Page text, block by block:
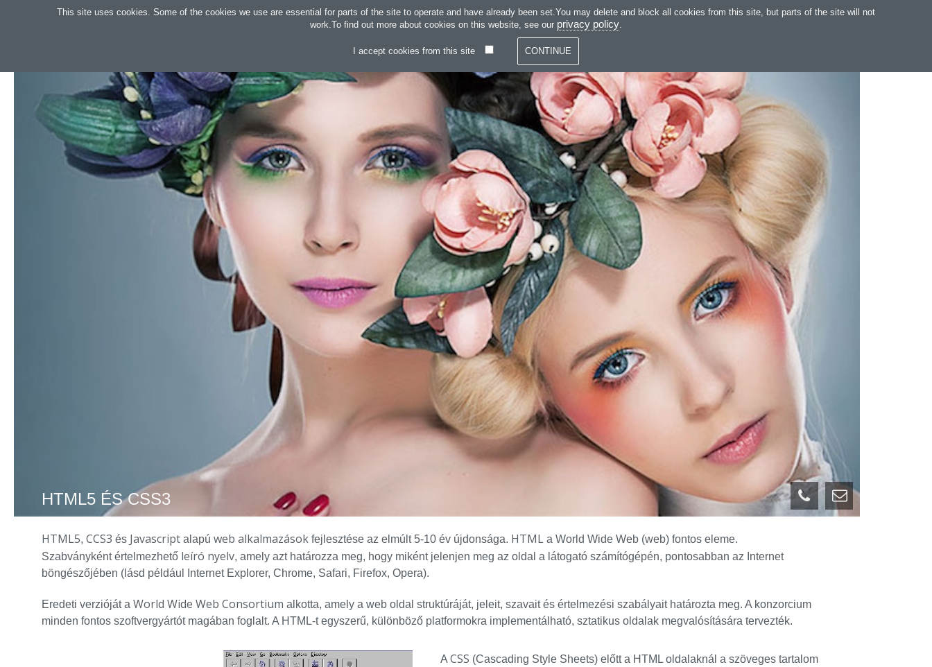
OAKTREE
KILÉPÉS A TARTALOMBA
SZOLGÁLTATÁSOK
WEB SZOFTVER TÁMOGATÁS ENGLISH
HTML5 ÉS CSS3
HTML5, CCS3 és Javascript alapú web alkalmazások fejlesztése az elmúlt 5-10 év újdonsága. HTML a World Wide Web (web) fontos eleme.
Szabványként értelmezhető leíró nyelv, amely azt határozza meg, hogy miként jelenjen meg az oldal a látogató számítógépén, pontosabban az Internet
böngészőjében (lásd például Internet Explorer, Chrome, Safari, Firefox, Opera).
Eredeti verzióját a World Wide Web Consortium alkotta, amely a web oldal struktúráját, jeleit, szavait és értelmezési szabályait határozta meg. A konzorcium
minden fontos szoftvergyártót magában foglalt. A HTML-t egyszerű, különböző platformokra implementálható, sztatikus oldalak megvalósítására tervezték.
A CSS (Cascading Style Sheets) előtt a HTML oldalaknál a szöveges tartalom
This site uses cookies. Some of the cookies we use are essential for parts of the site to operate and have already been set.You may delete and block all cookies from this site, but parts of the site will not
work.To find out more about cookies on this website, see our privacy policy.
I accept cookies from this site